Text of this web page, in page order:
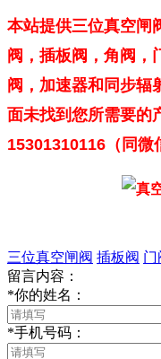
本站提供三位真空闸
阀，插板阀，角阀，
阀，加速器和同步辐
面未找到您所需要的
15301310116（同微
三位真空闸阀 插板阀 门
留言内容：
*你的姓名：
*手机号码：